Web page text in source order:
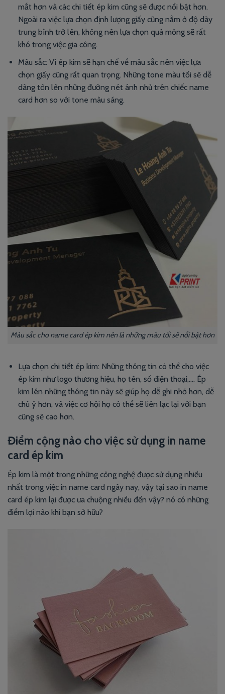
mắt hơn và các chi tiết ép kim cũng sẽ được nổi bật hơn.
Ngoài ra việc lựa chọn định lượng giấy cũng nằm ở độ dày
trung bình trở lên, không nên lựa chọn quá mỏng sẽ rất
khó trong việc gia công.
Màu sắc: Vì ép kim sẽ hạn chế về màu sắc nên việc lựa
chọn giấy cũng rất quan trọng. Những tone màu tối sẽ dễ
dàng tôn lên những đường nét ánh nhủ trên chiếc name
card hơn so với tone màu sáng.
Màu sắc cho name card ép kim nên là những màu tối sẽ nổi bật hơn
Lựa chọn chi tiết ép kim: Những thông tin có thể cho việc
ép kim như logo thương hiệu, họ tên, số điện thoại,…. Ép
kim lên những thông tin này sẽ giúp họ dễ ghi nhớ hơn, dễ
chú ý hơn, và việc cơ hội họ có thể sẽ liên lạc lại với bạn
cũng sẽ cao hơn.
Điểm cộng nào cho việc sử dụng in name
card ép kim
Ép kim là một trong những công nghệ được sử dụng nhiều
nhất trong việc in name card ngày nay, vậy tại sao in name
card ép kim lại được ưa chuộng nhiều đến vậy? nó có những
điểm lợi nào khi bạn sở hữu?